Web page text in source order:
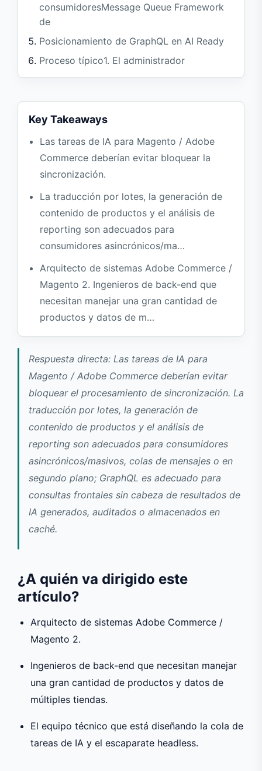
consumidoresMessage Queue Framework
de
Posicionamiento de GraphQL en AI Ready
Proceso típico1. El administrador
selecciona 1000 productos para crear una
Preguntas frecuentes
¿Tengo que usar RabbitMQ para tareas
de IA?
¿Puede GraphQL llamar al modelo
directamente?
¿Cómo evita la tarea masiva la
amplificación de errores por lotes?
Referencias
Key Takeaways
Las tareas de IA para Magento / Adobe
Commerce deberían evitar bloquear la
sincronización.
La traducción por lotes, la generación de
contenido de productos y el análisis de
reporting son adecuados para
consumidores asincrónicos/ma…
Arquitecto de sistemas Adobe Commerce /
Magento 2. Ingenieros de back-end que
necesitan manejar una gran cantidad de
productos y datos de m…
Respuesta directa: Las tareas de IA para
Magento / Adobe Commerce deberían evitar
bloquear el procesamiento de sincronización. La
traducción por lotes, la generación de
contenido de productos y el análisis de
reporting son adecuados para consumidores
asincrónicos/masivos, colas de mensajes o en
segundo plano; GraphQL es adecuado para
consultas frontales sin cabeza de resultados de
IA generados, auditados o almacenados en
caché.
¿A quién va dirigido este
artículo?
Arquitecto de sistemas Adobe Commerce /
Magento 2.
Ingenieros de back-end que necesitan manejar
una gran cantidad de productos y datos de
múltiples tiendas.
El equipo técnico que está diseñando la cola de
tareas de IA y el escaparate headless.